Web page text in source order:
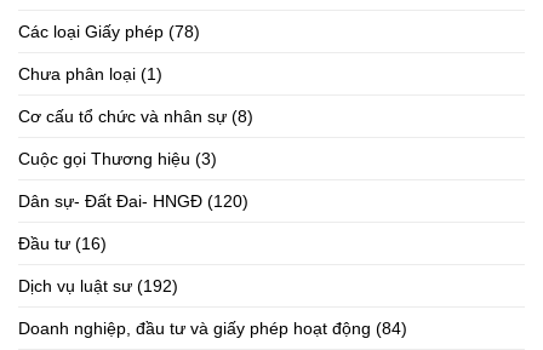
Các loại Giấy phép (78)
Chưa phân loại (1)
Cơ cấu tổ chức và nhân sự (8)
Cuộc gọi Thương hiệu (3)
Dân sự- Đất Đai- HNGĐ (120)
Đầu tư (16)
Dịch vụ luật sư (192)
Doanh nghiệp, đầu tư và giấy phép hoạt động (84)